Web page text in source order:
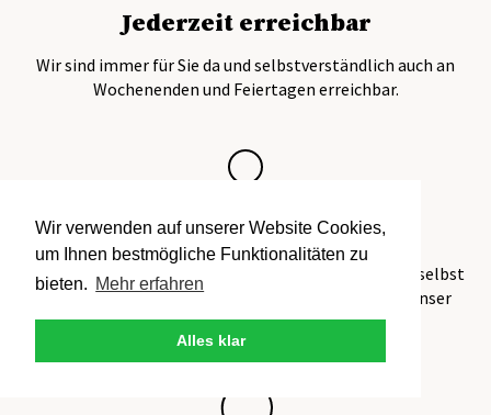
Wir verwenden auf unserer Website Cookies,
um Ihnen bestmögliche Funktionalitäten zu
bieten. Mehr erfahren
Alles klar
Jederzeit erreichbar
Wir sind immer für Sie da und selbstverständlich auch an
Wochenenden und Feiertagen erreichbar.
Vorortgarantie
Wir haben jedes Ferienhaus und jede Ferienwohnung selbst
gesehen und erst nach gewissenhafter Prüfung in unser
Angebot aufgenommen.